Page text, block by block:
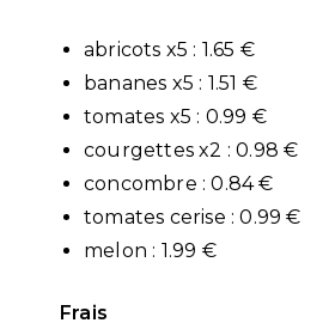
abricots x5 : 1.65 €
bananes x5 : 1.51 €
tomates x5 : 0.99 €
courgettes x2 : 0.98 €
concombre : 0.84 €
tomates cerise : 0.99 €
melon : 1.99 €
Frais